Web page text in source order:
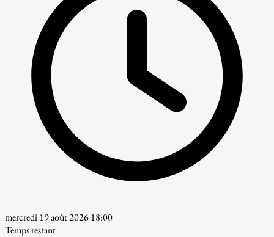
mercredi 19 août 2026 18:00
Temps restant